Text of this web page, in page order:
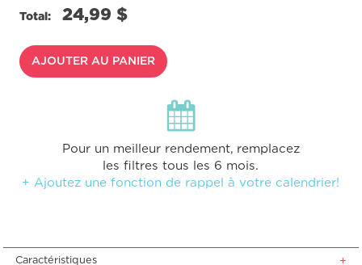
Total: 24,99 $
AJOUTER AU PANIER
Pour un meilleur rendement, remplacez
les filtres tous les 6 mois.
+ Ajoutez une fonction de rappel à votre calendrier!
Caractéristiques